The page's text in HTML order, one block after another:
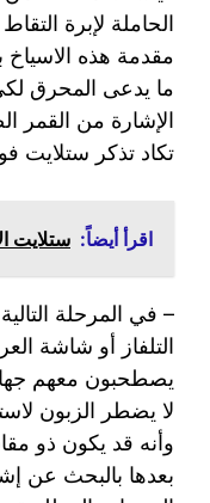
الحاملة لإبرة
مقدمة هذه
ما يدعى المحرق لكي
الإشارة من القمر
تكاد تذكر ستلايت
اقرأ أيضاً: ستلايت
– في المرحلة
التلفاز أو شاشة
يصطحبون معهم
لا يضطر الزبون
وأنه قد يكون ذو
بعدها بالبحث عن